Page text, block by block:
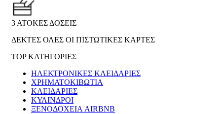
3 ΑΤΟΚΕΣ ΔΟΣΕΙΣ
ΔΕΚΤΕΣ ΟΛΕΣ ΟΙ ΠΙΣΤΩΤΙΚΕΣ ΚΑΡΤΕΣ
TOP ΚΑΤΗΓΟΡΙΕΣ
ΗΛΕΚΤΡΟΝΙΚΈΣ ΚΛΕΙΔΑΡΙΈΣ
ΧΡΗΜΑΤΟΚΙΒΏΤΙΑ
ΚΛΕΙΔΑΡΙΈΣ
ΚΎΛΙΝΔΡΟΙ
ΞΕΝΟΔΟΧΕΊΑ AIRBNB